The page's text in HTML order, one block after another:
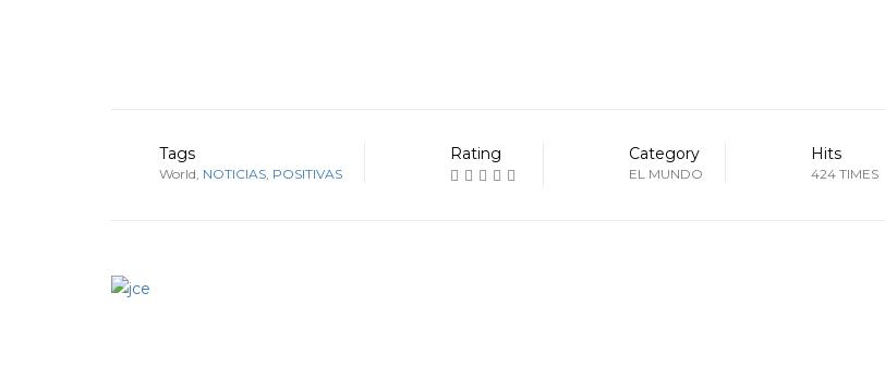
Tags
World, NOTICIAS, POSITIVAS
Rating Category
EL MUNDO
Hits
424 TIMES